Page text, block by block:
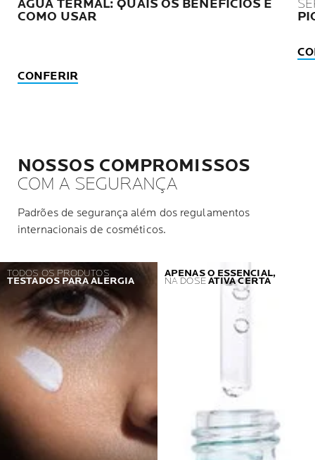
ÁGUA TERMAL: QUAIS OS BENEFÍCIOS E
COMO USAR
CONFERIR
NOSSOS COMPROMISSOS
COM A SEGURANÇA
Padrões de segurança além dos regulamentos
internacionais de cosméticos.
TODOS OS PRODUTOS
TESTADOS PARA ALERGIA
APENAS O ESSENCIAL,
NA DOSEATIVA CERTA